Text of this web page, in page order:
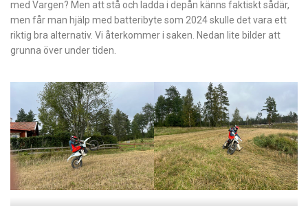
med Vargen? Men att stå och ladda i depån känns faktiskt sådär,
men får man hjälp med batteribyte som 2024 skulle det vara ett
riktig bra alternativ. Vi återkommer i saken. Nedan lite bilder att
grunna över under tiden.